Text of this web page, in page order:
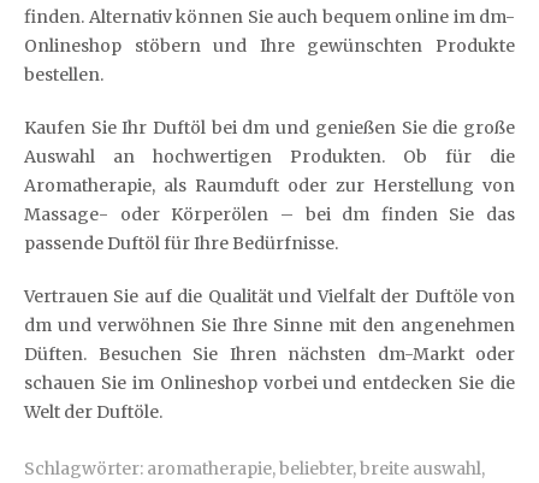
finden. Alternativ können Sie auch bequem online im dm-
Onlineshop stöbern und Ihre gewünschten Produkte
bestellen.
Kaufen Sie Ihr Duftöl bei dm und genießen Sie die große
Auswahl an hochwertigen Produkten. Ob für die
Aromatherapie, als Raumduft oder zur Herstellung von
Massage- oder Körperölen – bei dm finden Sie das
passende Duftöl für Ihre Bedürfnisse.
Vertrauen Sie auf die Qualität und Vielfalt der Duftöle von
dm und verwöhnen Sie Ihre Sinne mit den angenehmen
Düften. Besuchen Sie Ihren nächsten dm-Markt oder
schauen Sie im Onlineshop vorbei und entdecken Sie die
Welt der Duftöle.
Schlagwörter: aromatherapie,beliebter,breite auswahl,